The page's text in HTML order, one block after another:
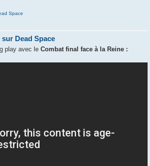
Space
Dead Space
play avec le Combat final face à la Reine :